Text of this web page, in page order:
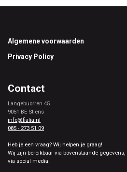
Footer
Algemene voorwaarden
Privacy Policy
Contact
Langebuorren 45
9051 BE Stiens
info@fialia.nl
085 - 273 51 09
Heb je een vraag? Wij helpen je graag!
Wij zijn bereikbaar via bovenstaande
via social media.